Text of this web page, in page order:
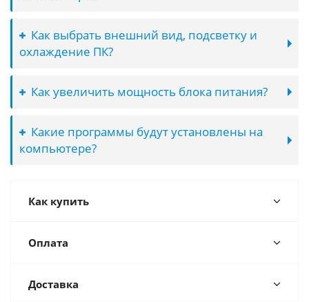
Как выбрать внешний вид, подсветку и
охлаждение ПК?
Как увеличить мощность блока питания?
Какие программы будут установлены на
компьютере?
Как купить
Оплата
Доставка